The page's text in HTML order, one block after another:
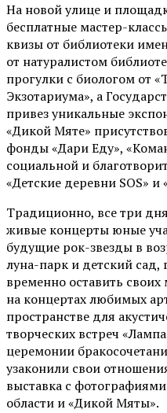
На новой улице и
бесплатные мастер-
квизы от библиотеки
от натуралистом
прогулки с биологом от
Экзотариума», а
привез уникальные
«Дикой Мяте»
фонды «Дари Еду»,
социальной и
«Детские деревни SOS»
Традиционно, все три
живые концерты юные
будущие рок-звезды в
луна-парк и детский сад,
временно оставить
на концертах любимых
пространстве для
творческих встреч
церемонии
узаконили свои
выставка с
области и «Дикой Мяты».